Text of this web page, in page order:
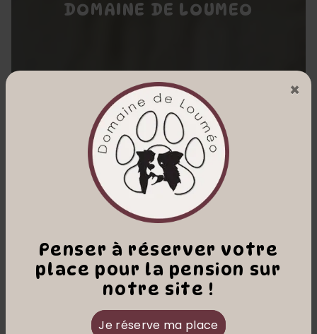
Penser à réserver votre
place pour la pension sur
notre site !
Je réserve ma place
×
DOMAINE DE LOUMEO